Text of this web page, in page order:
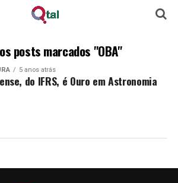
posts marcados "OBA"
5 anos atrás
do IFRS, é Ouro em Astronomia